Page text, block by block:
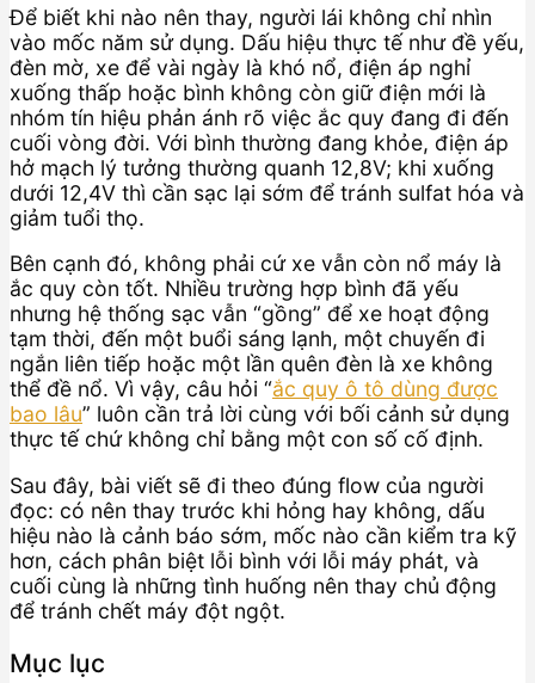
Để biết khi nào nên thay, người lái không chỉ nhìn
vào mốc năm sử dụng. Dấu hiệu thực tế như đề yếu,
đèn mờ, xe để vài ngày là khó nổ, điện áp nghỉ
xuống thấp hoặc bình không còn giữ điện mới là
nhóm tín hiệu phản ánh rõ việc ắc quy đang đi đến
cuối vòng đời. Với bình thường đang khỏe, điện áp
hở mạch lý tưởng thường quanh 12,8V; khi xuống
dưới 12,4V thì cần sạc lại sớm để tránh sulfat hóa và
giảm tuổi thọ.
Bên cạnh đó, không phải cứ xe vẫn còn nổ máy là
ắc quy còn tốt. Nhiều trường hợp bình đã yếu
nhưng hệ thống sạc vẫn “gồng” để xe hoạt động
tạm thời, đến một buổi sáng lạnh, một chuyến đi
ngắn liên tiếp hoặc một lần quên đèn là xe không
thể đề nổ. Vì vậy, câu hỏi “ắc quy ô tô dùng được
bao lâu” luôn cần trả lời cùng với bối cảnh sử dụng
thực tế chứ không chỉ bằng một con số cố định.
Sau đây, bài viết sẽ đi theo đúng flow của người
đọc: có nên thay trước khi hỏng hay không, dấu
hiệu nào là cảnh báo sớm, mốc nào cần kiểm tra kỹ
hơn, cách phân biệt lỗi bình với lỗi máy phát, và
cuối cùng là những tình huống nên thay chủ động
để tránh chết máy đột ngột.
Mục lục